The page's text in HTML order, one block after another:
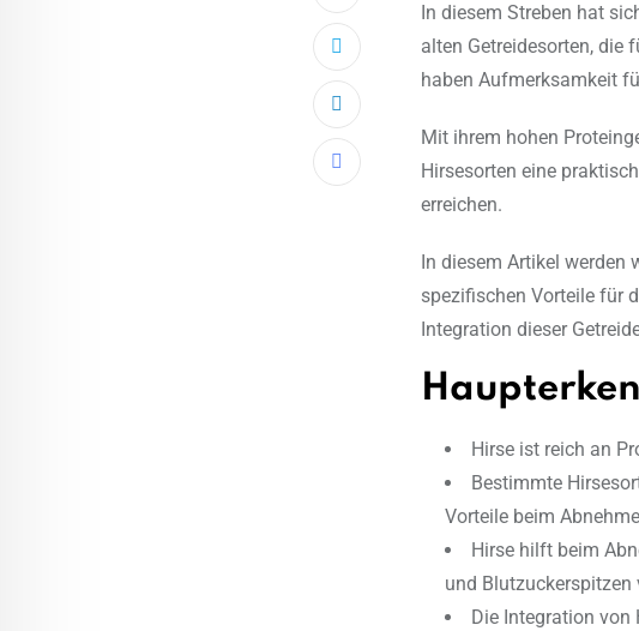
LinkedIn
Share
In diesem Streben hat
alten Getreidesorten, die
haben Aufmerksamkeit
Mit ihrem hohen
Hirsesorten eine
erreichen.
In diesem Artikel
spezifischen Vorteile für
Integration dieser
Hirse ist reich an
Bestimmte
Vorteile beim
Hirse hilft beim
und Blutzuckerspitzen
Die Integration von